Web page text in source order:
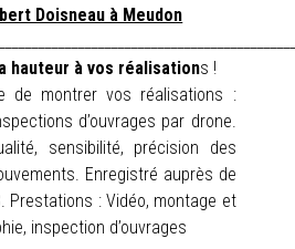
Doisneau à Meudon
hauteur à vos réalisations !
de montrer vos réalisations :
d’ouvrages par drone.
sensibilité, précision des
Enregistré auprès de
Prestations : Vidéo, montage et
inspection d’ouvrages